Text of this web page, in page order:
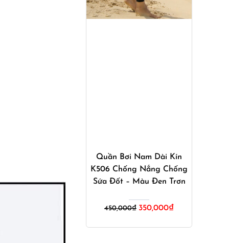
Quần Bơi Nam Dài Kín
K506 Chống Nắng Chống
Sứa Đốt – Màu Đen Trơn
450,000₫ Giá
là:
350,000₫Giá
tại